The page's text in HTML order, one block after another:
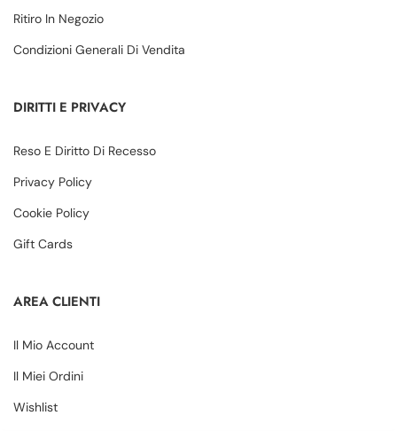
Ritiro In Negozio
Condizioni Generali Di Vendita
DIRITTI E PRIVACY
Reso E Diritto Di Recesso
Privacy Policy
Cookie Policy
Gift Cards
AREA CLIENTI
Il Mio Account
Il Miei Ordini
Wishlist